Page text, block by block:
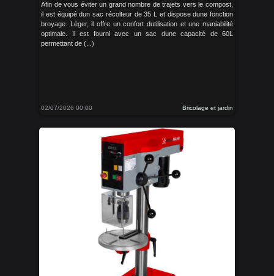
Afin de vous éviter un grand nombre de trajets vers le compost,
il est équipé dun sac récolteur de 35 L et dispose dune fonction
broyage. Léger, il offre un confort dutilisation et une maniabilité
optimale. Il est fourni avec un sac dune capacité de 60L
permettant de (...)
02/07/2026 00:00 Bricolage et jardin